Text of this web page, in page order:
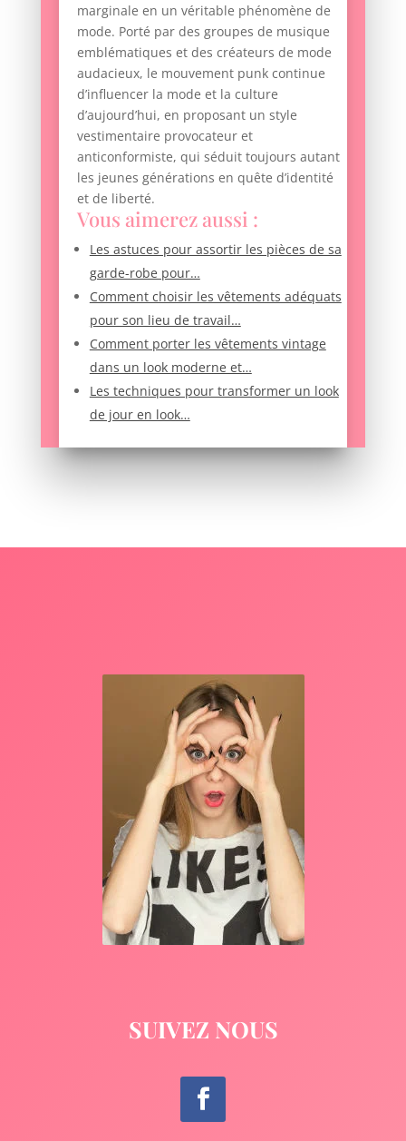
marginale en un véritable phénomène de
mode. Porté par des groupes de musique
emblématiques et des créateurs de mode
audacieux, le mouvement punk continue
d’influencer la mode et la culture
d’aujourd’hui, en proposant un style
vestimentaire provocateur et
anticonformiste, qui séduit toujours autant
les jeunes générations en quête d’identité
et de liberté.
Vous aimerez aussi :
Les astuces pour assortir les pièces de sa
garde-robe pour…
Comment choisir les vêtements adéquats
pour son lieu de travail…
Comment porter les vêtements vintage
dans un look moderne et…
Les techniques pour transformer un look
de jour en look…
SUIVEZ NOUS